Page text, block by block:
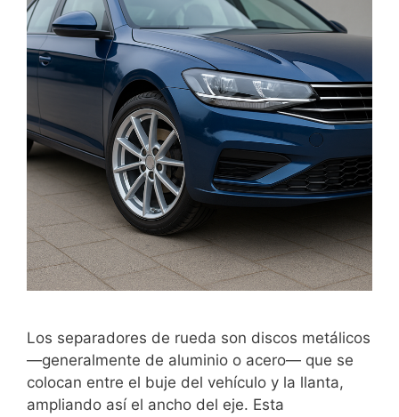
Los separadores de rueda son discos metálicos
—generalmente de aluminio o acero— que se
colocan entre el buje del vehículo y la llanta,
ampliando así el ancho del eje. Esta